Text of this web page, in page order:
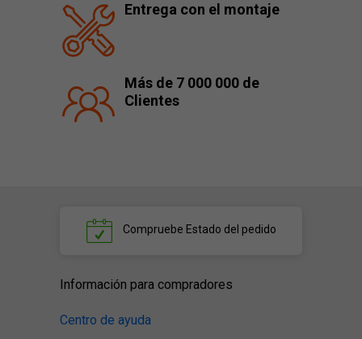
Entrega con el montaje
Más de 7 000 000 de
Clientes
Compruebe Estado del pedido
Información para compradores
Centro de ayuda